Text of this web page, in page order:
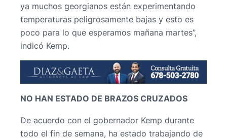
ya muchos georgianos están experimentando
temperaturas peligrosamente bajas y esto es
poco para lo que esperamos mañana martes”,
indicó Kemp.
NO HAN ESTADO DE BRAZOS CRUZADOS
De acuerdo con el gobernador Kemp durante
todo el fin de semana, ha estado trabajando de